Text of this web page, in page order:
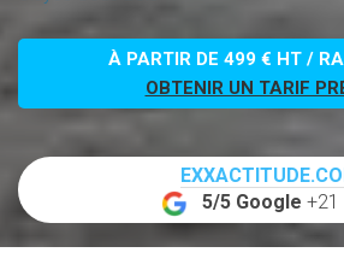
À PARTIR DE 499 € HT /
OBTENIR UN TARIF
5/5 Google +21